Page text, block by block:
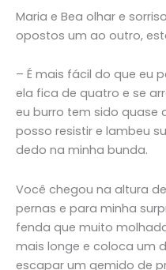
Maria e Bea olhar e
opostos um ao outro,
– É mais fácil do que eu
ela fica de quatro e se
eu burro tem sido quase
posso resistir e lambeu
dedo na minha bunda.
Você chegou na altura
pernas e para minha
fenda que muito
mais longe e coloca um
escapar um gemido de